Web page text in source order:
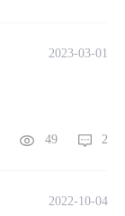
2023-03-01
49 2
2022-10-04